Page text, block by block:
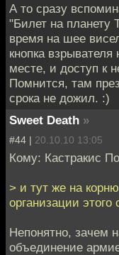
А то сразу
"Билет на планету
время на шее
кнопка
месте, и доступ к
Помнится, там
срока не дожил. :)
Sweet Death »
#44 | 20.10.10 13:05
Кому: Кастракис
> и тут же на
организации
Непонятно, зачем
объединение